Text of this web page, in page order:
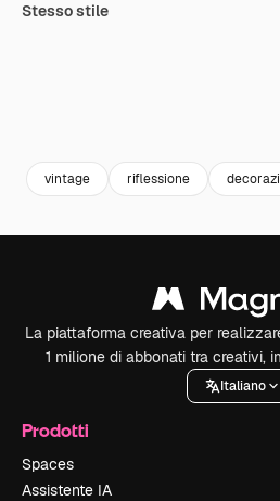
Stesso stile
vintage riflessione
La piattaforma creativa per
1 milione di abbonati tra creativi,
Italiano
Prodotti
Spaces
Assistente IA